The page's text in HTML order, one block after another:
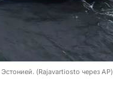
(Rajavartiosto через AP)